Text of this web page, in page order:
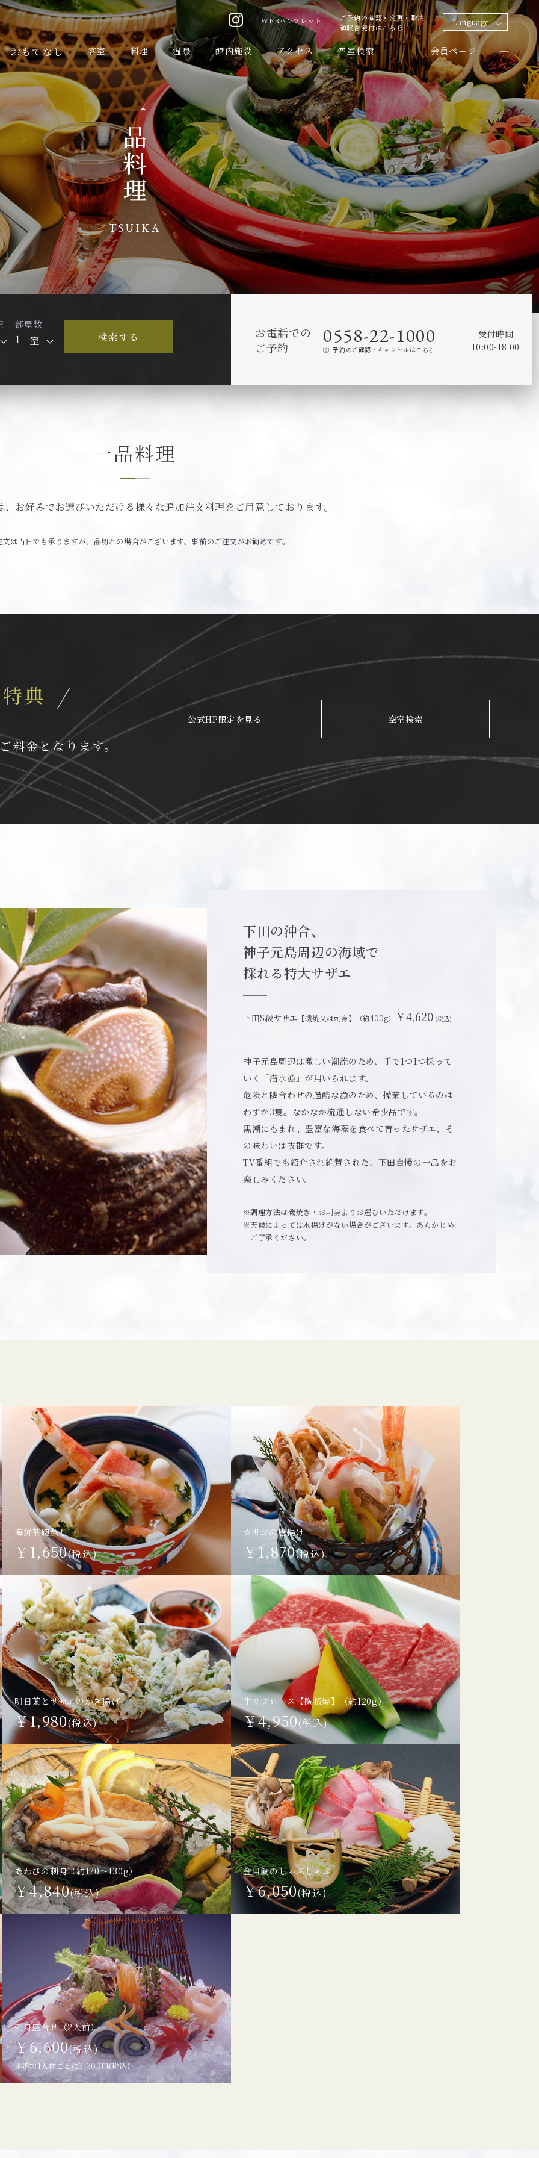
WEBパンフレット
ご予約の確認・変更・取消
領収書発行はこちら
Language
おもてなし 客室 料理 温泉 館内施設 アクセス 空室検索 会員ページ
部屋数
室 検索する
お電話での
ご予約
0558-22-1000
予約のご確認・キャンセルはこちら
受付時間
10:00-18:00
一品料理
TSUIKA
一品料理
、お好みでお選びいただける様々な追加注文料理をご用意しております。
文は当日でも承りますが、品切れの場合がございます。事前のご注文がお勧めです。
典
料金となります。
公式HP限定を見る 空室検索
下田の沖合、
神子元島周辺の海域で
採れる特大サザエ
下田S級サザエ 【磯焼又は刺身】（約400g） ￥4,620 (税込)
神子元島周辺は激しい潮流のため、手で1つ1つ採って
いく「潜水漁」が用いられます。
危険と隣合わせの過酷な漁のため、操業しているのは
わずか3隻。なかなか流通しない希少品です。
黒潮にもまれ、豊富な海藻を食べて育ったサザエ、そ
の味わいは抜群です。
TV番組でも紹介され絶賛された、下田自慢の一品をお
楽しみください。
調理方法は磯焼き・お刺身よりお選びいただけます。
天候によっては水揚げがない場合がございます。あらかじめ
ご了承ください。
海鮮茶碗蒸し
￥1,650(税込)
カサゴの唐揚げ
￥1,870(税込)
明日葉とサザエのかき揚げ
￥1,980(税込)
牛リブロース【陶板焼】（約120g）
￥4,950(税込)
あわびの刺身（約120～130g）
￥4,840(税込)
金目鯛のしゃぶしゃぶ
￥6,050(税込)
刺身盛合せ（2人前）
￥6,600(税込)
＊追加1人前ごとに3,300円(税込)